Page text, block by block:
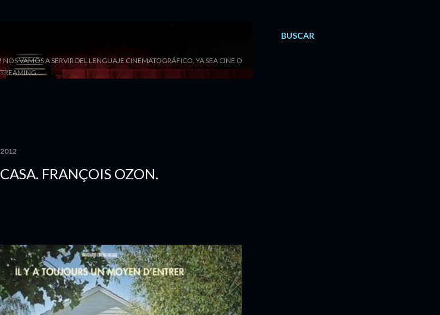
BUSCAR
VAMOS A SERVIR DEL LENGUAJE CINEMATOGRÁFICO, YA SEA CINE O
FRANÇOIS OZON.